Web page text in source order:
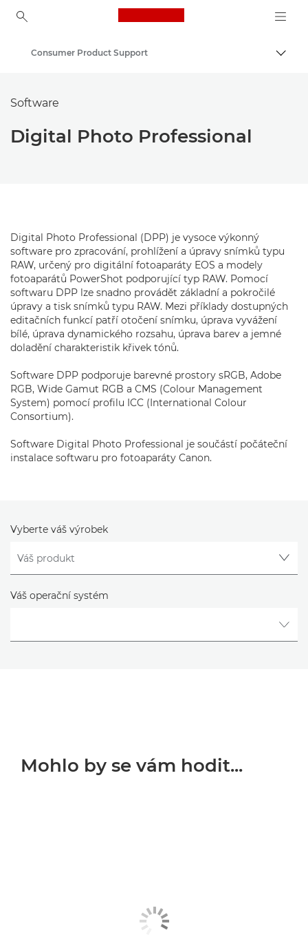
Canon Logo, back to
Consumer Product Support
Software
Digital Photo Professional
Digital Photo Professional (DPP) je vysoce výkonný
software pro zpracování, prohlížení a úpravy snímků typu
RAW, určený pro digitální fotoaparáty EOS a modely
fotoaparátů PowerShot podporující typ RAW. Pomocí
softwaru DPP lze snadno provádět základní a pokročilé
úpravy a tisk snímků typu RAW. Mezi příklady dostupných
editačních funkcí patří otočení snímku, úprava vyvážení
bílé, úprava dynamického rozsahu, úprava barev a jemné
doladění charakteristik křivek tónů.
Software DPP podporuje barevné prostory sRGB, Adobe
RGB, Wide Gamut RGB a CMS (Colour Management
System) pomocí profilu ICC (International Colour
Consortium).
Software Digital Photo Professional je součástí počáteční
instalace softwaru pro fotoaparáty Canon.
Vyberte váš výrobek
Váš operační systém
Mohlo by se vám hodit...